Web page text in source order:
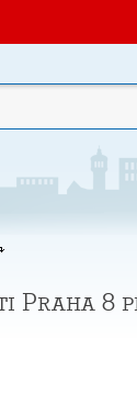
Praha 8